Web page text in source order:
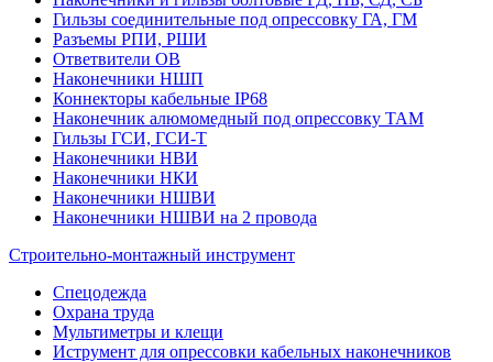
Гильзы соединительные под опрессовку ГА, ГМ
Разъемы РПИ, РШИ
Ответвители ОВ
Наконечники НШП
Коннекторы кабельные IP68
Наконечник алюмомедный под опрессовку ТАМ
Гильзы ГСИ, ГСИ-Т
Наконечники НВИ
Наконечники НКИ
Наконечники НШВИ
Наконечники НШВИ на 2 провода
Строительно-монтажный инструмент
Спецодежда
Охрана труда
Мультиметры и клещи
Иструмент для опрессовки кабельных наконечников